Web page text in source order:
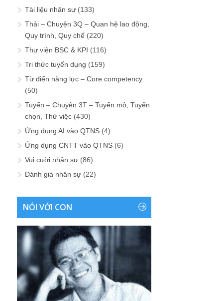
Tài liệu nhân sự (133)
Thải – Chuyện 3Q – Quan hệ lao động,
Quy trình, Quy chế (220)
Thư viện BSC & KPI (116)
Tri thức tuyển dụng (159)
Từ điển năng lực – Core competency
(50)
Tuyển – Chuyện 3T – Tuyển mộ, Tuyển
chọn, Thử việc (430)
Ứng dụng AI vào QTNS (4)
Ứng dụng CNTT vào QTNS (6)
Vui cười nhân sự (86)
Đánh giá nhân sự (22)
NÓI VỚI CON